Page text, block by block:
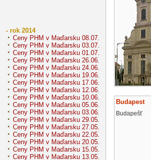
- rok 2014
Ceny PHM v Maďarsku 08.07.
Ceny PHM v Maďarsku 03.07.
Ceny PHM v Maďarsku 01.07.
Ceny PHM v Maďarsku 26.06.
Ceny PHM v Maďarsku 24.06.
Ceny PHM v Maďarsku 19.06.
Ceny PHM v Maďarsku 17.06.
Ceny PHM v Maďarsku 12.06.
Ceny PHM v Maďarsku 10.06.
Ceny PHM v Maďarsku 05.06.
Ceny PHM v Maďarsku 03.06.
Ceny PHM v Maďarsku 29.05.
Ceny PHM v Maďarsku 27.05.
Ceny PHM v Maďarsku 22.05.
Ceny PHM v Maďarsku 20.05.
Ceny PHM v Maďarsku 15.05.
Ceny PHM v Maďarsku 13.05.
Budapest
Budapešť